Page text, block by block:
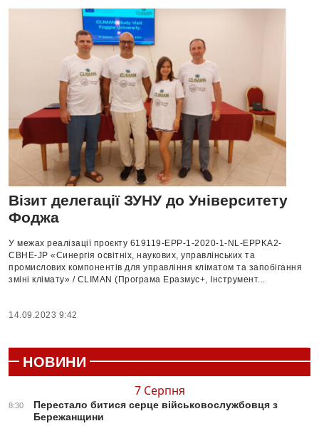
Візит делегації ЗУНУ до Університету
Фоджа
У межах реалізації проєкту 619119-EPP-1-2020-1-NL-EPPKA2-
CBHE-JP «Синергія освітніх, наукових, управлінських та
промислових компонентів для управління кліматом та запобігання
зміні клімату» / CLIMAN (Програма Еразмус+, Інструмент...
14.09.2023 9:42
НОВИНИ
7 Серпня
8:30
Перестало битися серце військовослужбовця з
Бережанщини